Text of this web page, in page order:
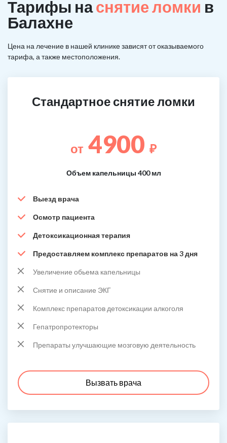
Тарифы наснятие ломки в
Балахне
Цена на лечение в нашей клинике зависят от оказываемого
тарифа, а также местоположения.
Стандартное снятие ломки
от 4900 ₽
Объем капельницы 400 мл
Выезд врача
Осмотр пациента
Детоксикационная терапия
Предоставляем комплекс препаратов на 3 дня
Увеличение обьема капельницы
Снятие и описание ЭКГ
Комплекс препаратов детоксикации алкоголя
Гепатропротекторы
Препараты улучшающие мозговую деятельность
Вызвать врача